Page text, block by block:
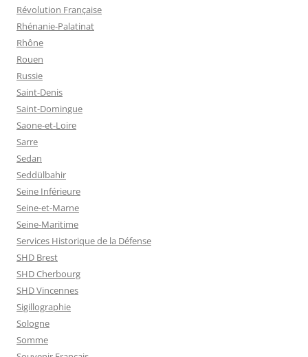
Révolution Française
Rhénanie-Palatinat
Rhône
Rouen
Russie
Saint-Denis
Saint-Domingue
Saone-et-Loire
Sarre
Sedan
Seddülbahir
Seine Inférieure
Seine-et-Marne
Seine-Maritime
Services Historique de la Défense
SHD Brest
SHD Cherbourg
SHD Vincennes
Sigillographie
Sologne
Somme